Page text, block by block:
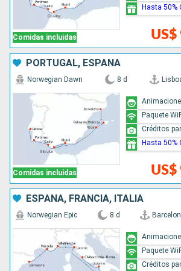
Comidas incluidas US$
Hasta 50%
PORTUGAL, ESPAÑA
Comidas incluidas
Norwegian Dawn 8 d
US$
Paquete
Créditos
Hasta 50%
ESPAÑA, FRANCIA, ITALIA
Norwegian Epic 8 d
Paquete
Créditos